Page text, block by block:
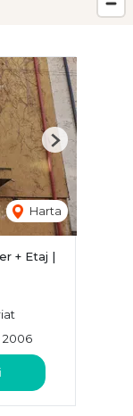
Harta
Next
+ Etaj |
2006